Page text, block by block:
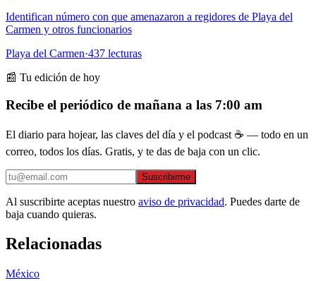
Identifican número con que amenazaron a regidores de Playa del
Carmen y otros funcionarios
Playa del Carmen·437 lecturas
📰 Tu edición de hoy
Recibe el periódico de mañana a las 7:00 am
El diario para hojear, las claves del día y el podcast ☕ — todo en un
correo, todos los días. Gratis, y te das de baja con un clic.
Suscribirme
Al suscribirte aceptas nuestro aviso de privacidad. Puedes darte de
baja cuando quieras.
Relacionadas
México